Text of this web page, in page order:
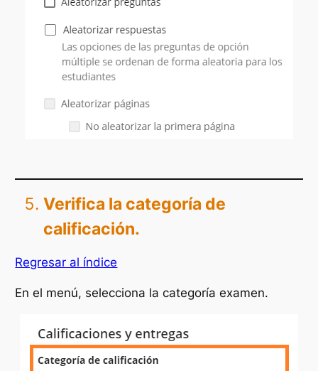
Verifica la categoría de
calificación.
Regresar al índice
En el menú, selecciona la categoría examen.